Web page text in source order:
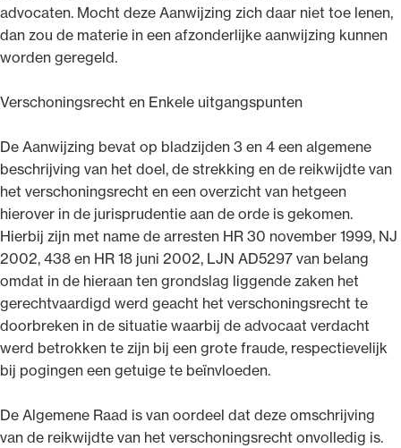
advocaten. Mocht deze Aanwijzing zich daar niet toe lenen,
dan zou de materie in een afzonderlijke aanwijzing kunnen
worden geregeld.
Verschoningsrecht en Enkele uitgangspunten
De Aanwijzing bevat op bladzijden 3 en 4 een algemene
beschrijving van het doel, de strekking en de reikwijdte van
het verschoningsrecht en een overzicht van hetgeen
hierover in de jurisprudentie aan de orde is gekomen.
Hierbij zijn met name de arresten HR 30 november 1999, NJ
2002, 438 en HR 18 juni 2002, LJN AD5297 van belang
omdat in de hieraan ten grondslag liggende zaken het
gerechtvaardigd werd geacht het verschoningsrecht te
doorbreken in de situatie waarbij de advocaat verdacht
werd betrokken te zijn bij een grote fraude, respectievelijk
bij pogingen een getuige te beïnvloeden.
De Algemene Raad is van oordeel dat deze omschrijving
van de reikwijdte van het verschoningsrecht onvolledig is.